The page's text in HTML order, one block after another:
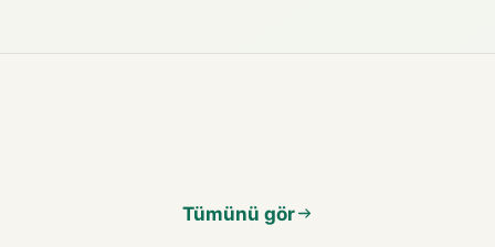
Tümünü gör